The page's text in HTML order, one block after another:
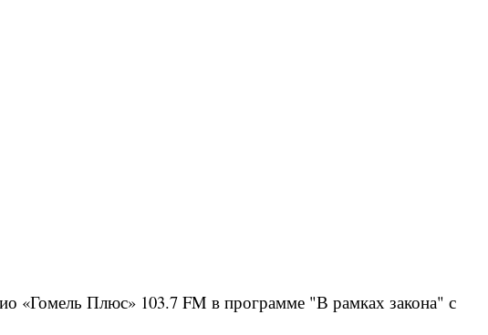
«Гомель Плюс» 103.7 FM в программе "В рамках закона" с